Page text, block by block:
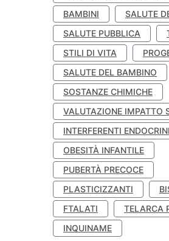
BAMBINI
SALUTE
SALUTE PUBBLICA
STILI DI VITA
SALUTE DEL BAMBINO
SOSTANZE CHIMICHE
VALUTAZIONE IMPATTO
INTERFERENTI ENDOCRINI
OBESITÀ INFANTILE
PUBERTÀ PRECOCE
PLASTICIZZANTI
FTALATI
TELARCA
INQUINAME